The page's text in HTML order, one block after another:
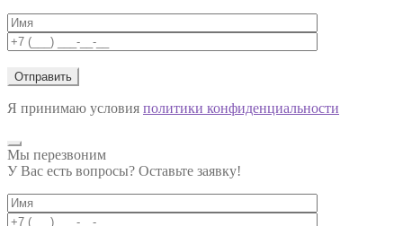
Я принимаю условия политики конфиденциальности
Мы перезвоним
У Вас есть вопросы? Оставьте заявку!